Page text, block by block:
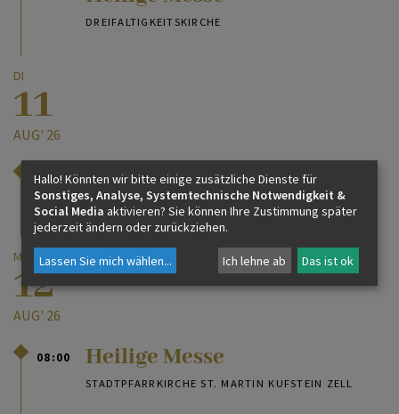
DREIFALTIGKEITSKIRCHE
DI
11
AUG' 26
08:00 Heilige Messe
DREIFALTIGKEITSKIRCHE
MI
12
AUG' 26
08:00 Heilige Messe
STADTPFARRKIRCHE ST. MARTIN KUFSTEIN ZELL
Hallo! Könnten wir bitte einige zusätzliche Dienste für
Sonstiges, Analyse, Systemtechnische Notwendigkeit &
Social Media aktivieren? Sie können Ihre Zustimmung später
jederzeit ändern oder zurückziehen.
Lassen Sie mich wählen... Ich lehne ab Das ist ok